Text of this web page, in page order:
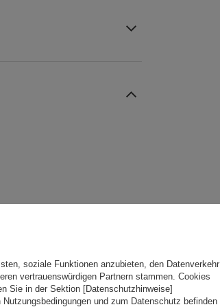
soziale Funktionen anzubieten, den Datenverkehr
vertrauenswürdigen Partnern stammen. Cookies
Sie in der Sektion [Datenschutzhinweise]
und zum Datenschutz befinden